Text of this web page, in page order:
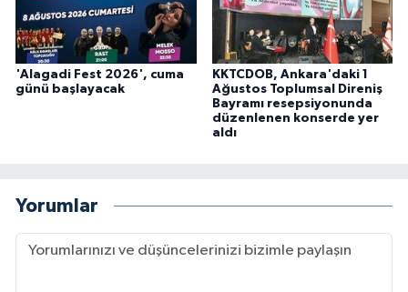
'Alagadi Fest 2026', cuma
günü başlayacak
KKTCDOB, Ankara'daki 1
Ağustos Toplumsal Direniş
Bayramı resepsiyonunda
düzenlenen konserde yer
aldı
Yorumlar